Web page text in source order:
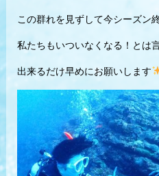
この群れを見ずして今シーズン
私たちもいついなくなる！とは
出来るだけ早めにお願いします